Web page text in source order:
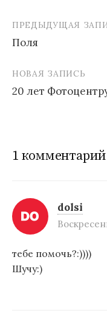
а
и
я
п
о
ПРЕДЫДУЩАЯ
Поля
НОВАЯ ЗАПИСЬ
20 лет
1 комментарий
dolsi
тебе помочь?:))))
Шучу:)